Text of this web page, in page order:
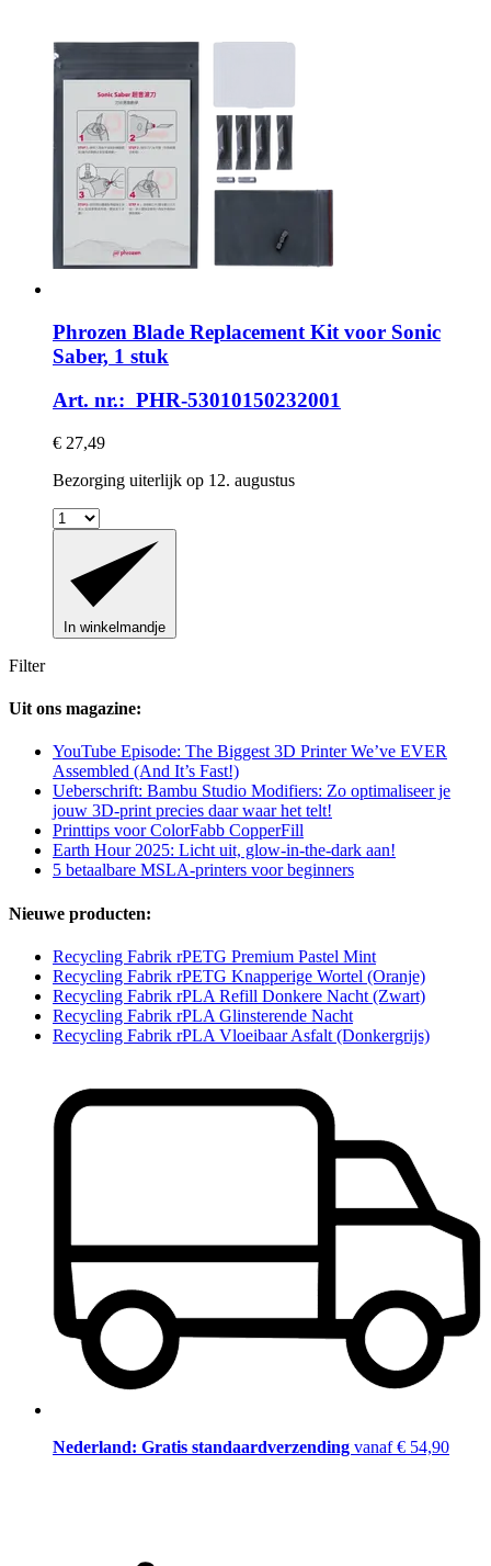
Phrozen Blade Replacement Kit voor Sonic
Saber, 1 stuk
Art. nr.: PHR-53010150232001
€ 27,49
Bezorging uiterlijk op 12. augustus
In winkelmandje
Filter
Uit ons magazine:
YouTube Episode: The Biggest 3D Printer We’ve EVER
Assembled (And It’s Fast!)
Ueberschrift: Bambu Studio Modifiers: Zo optimaliseer je
jouw 3D-print precies daar waar het telt!
Printtips voor ColorFabb CopperFill
Earth Hour 2025: Licht uit, glow-in-the-dark aan!
5 betaalbare MSLA-printers voor beginners
Nieuwe producten:
Recycling Fabrik rPETG Premium Pastel Mint
Recycling Fabrik rPETG Knapperige Wortel (Oranje)
Recycling Fabrik rPLA Refill Donkere Nacht (Zwart)
Recycling Fabrik rPLA Glinsterende Nacht
Recycling Fabrik rPLA Vloeibaar Asfalt (Donkergrijs)
Nederland: Gratis standaardverzending vanaf € 54,90